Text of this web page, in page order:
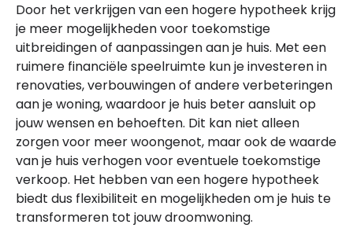
Door het verkrijgen van een hogere hypotheek krijg
je meer mogelijkheden voor toekomstige
uitbreidingen of aanpassingen aan je huis. Met een
ruimere financiële speelruimte kun je investeren in
renovaties, verbouwingen of andere verbeteringen
aan je woning, waardoor je huis beter aansluit op
jouw wensen en behoeften. Dit kan niet alleen
zorgen voor meer woongenot, maar ook de waarde
van je huis verhogen voor eventuele toekomstige
verkoop. Het hebben van een hogere hypotheek
biedt dus flexibiliteit en mogelijkheden om je huis te
transformeren tot jouw droomwoning.